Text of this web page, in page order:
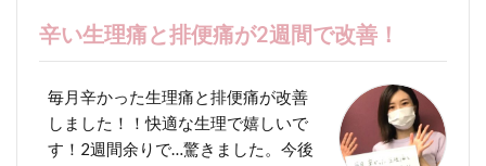
辛い生理痛と排便痛が2週間で改善！
毎月辛かった生理痛と排便痛が改善
しました！！快適な生理で嬉しいで
す！2週間余りで…驚きました。今後